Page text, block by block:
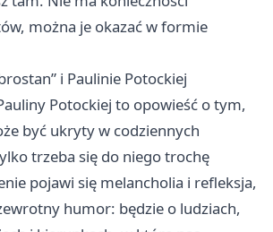
można je okazać w formie
i Paulinie Potockiej
Potockiej to opowieść o tym,
być ukryty w codziennych
trzeba się do niego trochę
pojawi się melancholia i refleksja,
humor: będzie o ludziach,